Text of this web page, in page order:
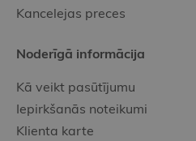
Kancelejas preces
Noderīgā informācija
Kā veikt pasūtījumu
Iepirkšanās noteikumi
Klienta karte